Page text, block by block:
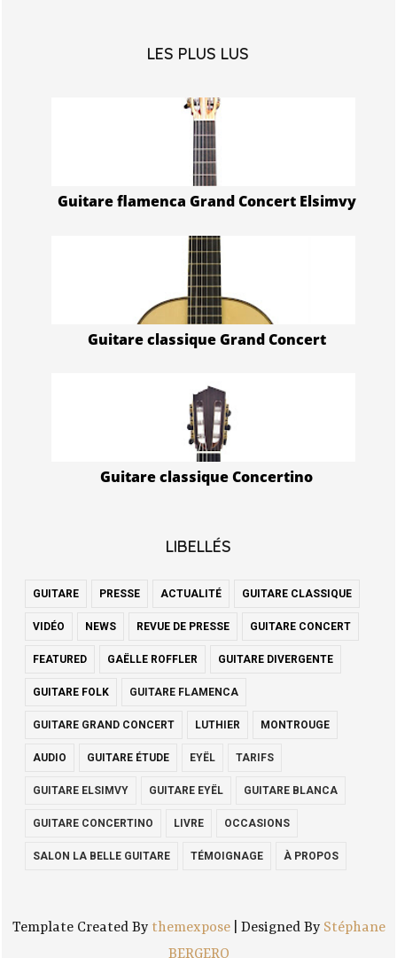
LES PLUS LUS
Guitare flamenca Grand Concert Elsimvy
Guitare classique Grand Concert
Guitare classique Concertino
LIBELLÉS
GUITARE PRESSE ACTUALITÉ GUITARE CLASSIQUE
VIDÉO NEWS REVUE DE PRESSE GUITARE CONCERT
FEATURED GAËLLE ROFFLER GUITARE DIVERGENTE
GUITARE FOLK GUITARE FLAMENCA
GUITARE GRAND CONCERT LUTHIER MONTROUGE
AUDIO GUITARE ÉTUDE EYËL TARIFS
GUITARE ELSIMVY GUITARE EYËL GUITARE BLANCA
GUITARE CONCERTINO LIVRE OCCASIONS
SALON LA BELLE GUITARE TÉMOIGNAGE À PROPOS
Template Created By themexpose| Designed By Stéphane
BERGERO